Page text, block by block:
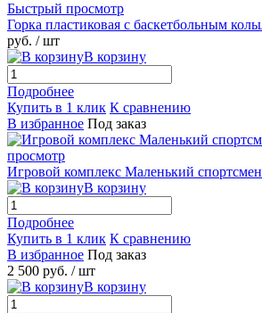
Быстрый просмотр
Горка пластиковая с баскетбольным
руб. / шт
В корзину
Подробнее
Купить в 1 клик К сравнению
В избранное Под заказ
просмотр
Игровой комплекс Маленький спортсмен
В корзину
Подробнее
Купить в 1 клик К сравнению
В избранное Под заказ
2 500 руб. / шт
В корзину